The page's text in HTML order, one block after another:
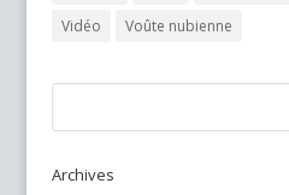
Vidéo
Voûte nubienne
Archives